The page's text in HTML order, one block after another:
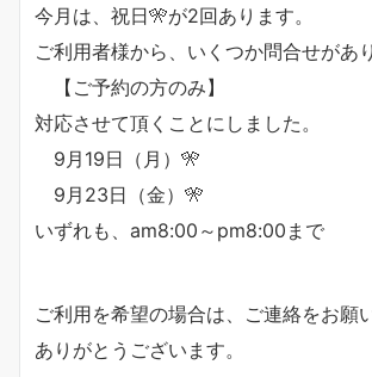
今月は、祝日🎌が2回あります。
ご利用者様から、いくつか問合せがあ
【ご予約の方のみ】
対応させて頂くことにしました。
9月19日（月）🎌
9月23日（金）🎌
いずれも、am8:00～pm8:00まで
ご利用を希望の場合は、ご連絡をお願
ありがとうございます。